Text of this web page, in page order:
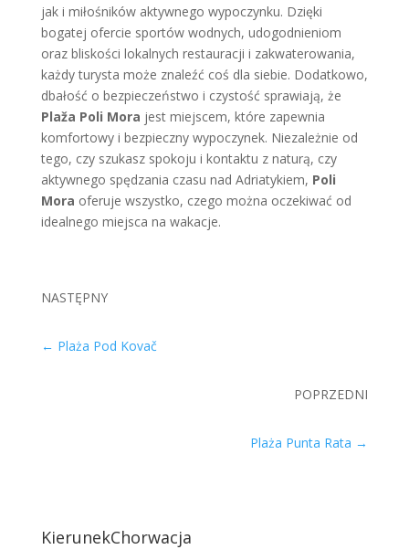
jak i miłośników aktywnego wypoczynku. Dzięki
bogatej ofercie sportów wodnych, udogodnieniom
oraz bliskości lokalnych restauracji i zakwaterowania,
każdy turysta może znaleźć coś dla siebie. Dodatkowo,
dbałość o bezpieczeństwo i czystość sprawiają, że
Plaža Poli Mora jest miejscem, które zapewnia
komfortowy i bezpieczny wypoczynek. Niezależnie od
tego, czy szukasz spokoju i kontaktu z naturą, czy
aktywnego spędzania czasu nad Adriatykiem, Poli
Mora oferuje wszystko, czego można oczekiwać od
idealnego miejsca na wakacje.
NASTĘPNY
← Plaża Pod Kovač
POPRZEDNI
Plaża Punta Rata →
KierunekChorwacja